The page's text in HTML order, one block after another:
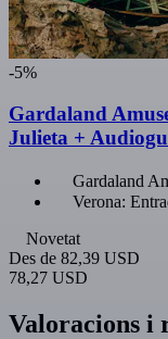
-5%
Gardaland
Julieta +
Gardaland
Verona:
Novetat
Des de 82,39 USD
78,27 USD
Valoracions i